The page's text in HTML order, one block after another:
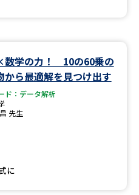
学の力！ 10の60乗の
から最適解を見つけ出す
ド：データ解析
先生
に